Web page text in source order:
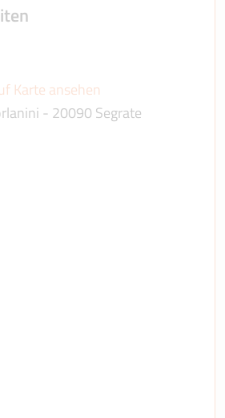
Karte ansehen
- 20090 Segrate